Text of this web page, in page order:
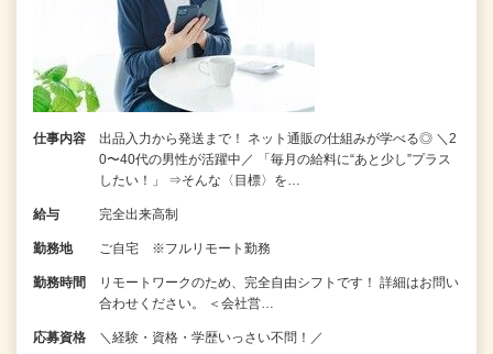
仕事内容
出品入力から発送まで！ ネット通販の仕組みが学べる◎ ＼2
0〜40代の男性が活躍中／ 「毎月の給料に“あと少し”プラス
したい！」 ⇒そんな〈目標〉を…
給与 完全出来高制
勤務地 ご自宅 ※フルリモート勤務
勤務時間
リモートワークのため、完全自由シフトです！ 詳細はお問い
合わせください。 ＜会社営…
応募資格 ＼経験・資格・学歴いっさい不問！／